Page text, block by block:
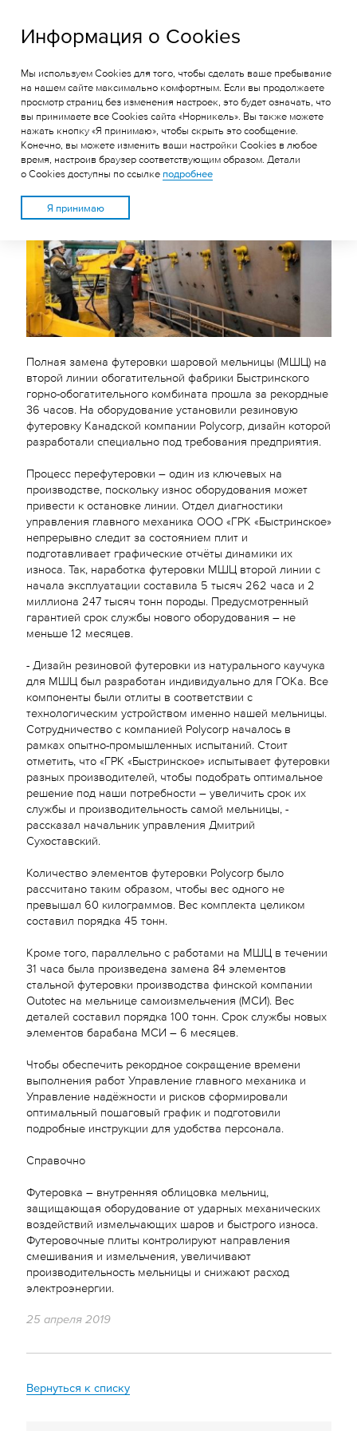
РЕКОРД ПО СКОРОСТИ
ПЕРЕФУТЕРОВКИ
МЕЛЬНИЦЫ УСТАНОВИЛИ
НА БЫСТРИНСКОМ ГОКЕ
Полная замена футеровки шаровой мельницы (МШЦ) на
второй линии обогатительной фабрики Быстринского
горно-обогатительного комбината прошла за рекордные
36 часов. На оборудование установили резиновую
футеровку Канадской компании Polycorp, дизайн которой
разработали специально под требования предприятия.
Процесс перефутеровки – один из ключевых на
производстве, поскольку износ оборудования может
привести к остановке линии. Отдел диагностики
управления главного механика ООО «ГРК «Быстринское»
непрерывно следит за состоянием плит и
подготавливает графические отчёты динамики их
износа. Так, наработка футеровки МШЦ второй линии с
начала эксплуатации составила 5 тысяч 262 часа и 2
миллиона 247 тысяч тонн породы. Предусмотренный
гарантией срок службы нового оборудования – не
меньше 12 месяцев.
- Дизайн резиновой футеровки из натурального каучука
для МШЦ был разработан индивидуально для ГОКа. Все
компоненты были отлиты в соответствии с
технологическим устройством именно нашей мельницы.
Сотрудничество с компанией Polycorp началось в
рамках опытно-промышленных испытаний. Стоит
отметить, что «ГРК «Быстринское» испытывает футеровки
разных производителей, чтобы подобрать оптимальное
решение под наши потребности – увеличить срок их
службы и производительность самой мельницы, -
рассказал начальник управления Дмитрий
Сухоставский.
Количество элементов футеровки Polycorp было
рассчитано таким образом, чтобы вес одного не
превышал 60 килограммов. Вес комплекта целиком
составил порядка 45 тонн.
Кроме того, параллельно с работами на МШЦ в течении
31 часа была произведена замена 84 элементов
стальной футеровки производства финской компании
Outotec на мельнице самоизмельчения (МСИ). Вес
деталей составил порядка 100 тонн. Срок службы новых
элементов барабана МСИ – 6 месяцев.
Чтобы обеспечить рекордное сокращение времени
выполнения работ Управление главного механика и
Управление надёжности и рисков сформировали
оптимальный пошаговый график и подготовили
подробные инструкции для удобства персонала.
Справочно
Футеровка – внутренняя облицовка мельниц,
защищающая оборудование от ударных механических
воздействий измельчающих шаров и быстрого износа.
Футеровочные плиты контролируют направления
смешивания и измельчения, увеличивают
производительность мельницы и снижают расход
электроэнергии.
25 апреля 2019
Вернуться к списку
Информация о Cookies
Мы используем Cookies для того, чтобы сделать ваше пребывание
на нашем сайте максимально комфортным. Если вы продолжаете
просмотр страниц без изменения настроек, это будет означать, что
вы принимаете все Cookies сайта «Норникель». Вы также можете
нажать кнопку «Я принимаю», чтобы скрыть это сообщение.
Конечно, вы можете изменить ваши настройки Cookies в любое
время, настроив браузер соответствующим образом. Детали
о Cookies доступны по ссылке подробнее
Я принимаю